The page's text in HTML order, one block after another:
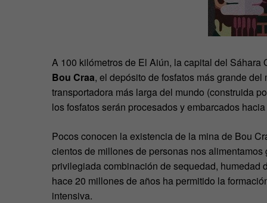
A 100 kilómetros de El Aiún, la capital del
Bou Craa, el depósito de fosfatos más grande
transportadora más larga del mundo (construida
los fosfatos serán procesados y embarcados
Pocos conocen la existencia de la mina de Bou
cientos de millones de personas nos alimentamos
privilegiada combinación de sequedad, humedad
hace 20 millones de años ha permitido la
intensiva.